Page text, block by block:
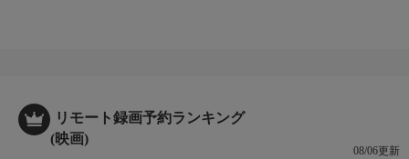
リモート録画予約ランキング
(映画)
08/06更新